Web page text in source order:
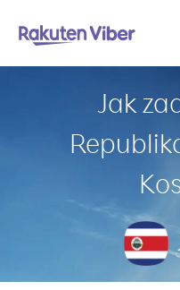
Jak